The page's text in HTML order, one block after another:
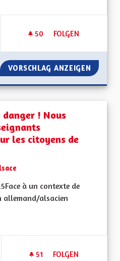
50 50 FOLLOWER
FOLGEN
VORSCHLAG ANZEIGEN PÔLE
! Nous
les citoyens de
à un contexte de
allemand/alsacien
51 51 FOLLOWER
FOLGEN